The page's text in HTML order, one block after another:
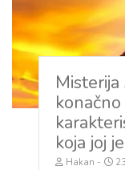
koja joj
Hakan